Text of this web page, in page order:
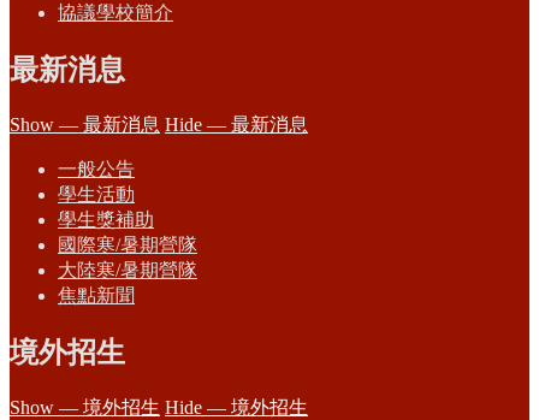
協議學校簡介
最新消息
Show — 最新消息 Hide — 最新消息
一般公告
學生活動
學生獎補助
國際寒/暑期營隊
大陸寒/暑期營隊
焦點新聞
境外招生
Show — 境外招生 Hide — 境外招生